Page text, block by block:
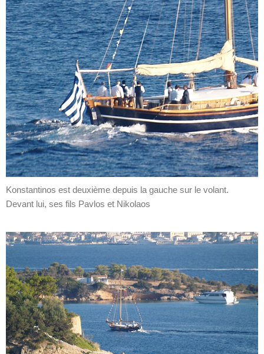
Konstantinos est deuxième depuis la gauche sur le volant.
Devant lui, ses fils Pavlos et Nikolaos